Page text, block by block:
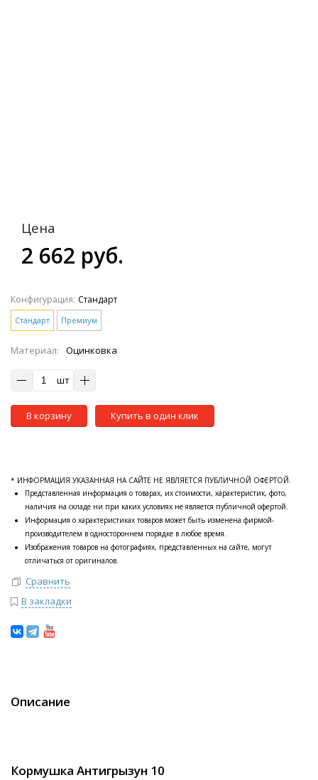
Цена
2 662 руб.
Конфигурация: Стандарт
Стандарт Премиум
Материал: Оцинковка
шт
В корзину Купить в один клик
* ИНФОРМАЦИЯ УКАЗАННАЯ НА САЙТЕ НЕ ЯВЛЯЕТСЯ ПУБЛИЧНОЙ ОФЕРТОЙ.
Представленная информация о товарах, их стоимости, характеристик, фото,
наличия на складе ни при каких условиях не является публичной офертой.
Информация о характеристиках товаров может быть изменена фирмой-
производителем в одностороннем порядке в любое время.
Изображения товаров на фотографиях, представленных на сайте, могут
отличаться от оригиналов.
Сравнить
В закладки
Описание
Кормушка Антигрызун 10